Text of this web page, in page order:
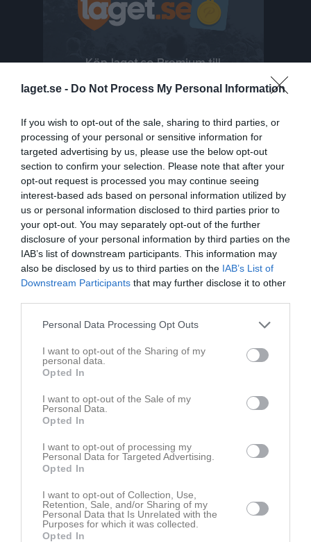
laget.se - Do Not Process My Personal Information
If you wish to opt-out of the sale, sharing to third parties, or
processing of your personal or sensitive information for
targeted advertising by us, please use the below opt-out
section to confirm your selection. Please note that after your
opt-out request is processed you may continue seeing
interest-based ads based on personal information utilized by
us or personal information disclosed to third parties prior to
your opt-out. You may separately opt-out of the further
disclosure of your personal information by third parties on the
IAB’s list of downstream participants. This information may
also be disclosed by us to third parties on the IAB’s List of
Downstream Participants that may further disclose it to other
Personal Data Processing Opt Outs
I want to opt-out of the Sharing of my
personal data.
Opted In
I want to opt-out of the Sale of my
Personal Data.
Opted In
I want to opt-out of processing my
Personal Data for Targeted Advertising.
Opted In
I want to opt-out of Collection, Use,
Retention, Sale, and/or Sharing of my
Personal Data that Is Unrelated with the
Purposes for which it was collected.
Opted In
Senast uppladdade video
Ingen video uppladdad
Senast uppdaterade album
Huvudmapp
På gång Kalender